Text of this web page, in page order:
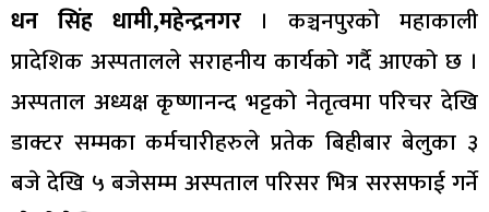
धन सिंह धामी,महेन्द्रनगर। कञ्चनपुरको महाकाली
प्रादेशिक अस्पतालले सराहनीय कार्यको गर्दै आएको छ ।
अस्पताल अध्यक्ष कृष्णानन्द भट्टको नेतृत्वमा परिचर देखि
डाक्टर सम्मका कर्मचारीहरुले प्रतेक बिहीबार बेलुका ३
बजे देखि ५ बजेसम्म अस्पताल परिसर भित्र सरसफाई गर्ने